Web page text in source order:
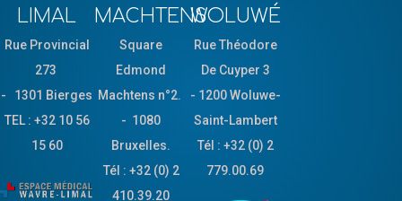
LIMAL
Rue Provincial
273
-
1301 Bierges
TEL : +32 10 56
15 60
MACHTENS
Square
Edmond
Machtens n°2.
- 1080
Bruxelles.
Tél : +32 (0) 2
410.39.20
WOLUWÉ
Rue Théodore
De Cuyper 3
- 1200 Woluwe-
Saint-Lambert
Tél : +32 (0) 2
779.00.69